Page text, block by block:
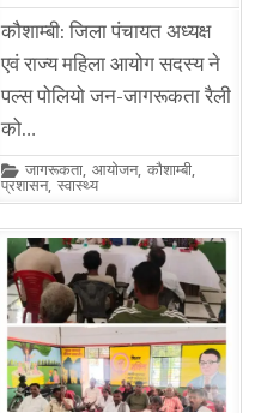
कौशाम्बी: जिला पंचायत अध्यक्ष
एवं राज्य महिला आयोग सदस्य ने
पल्स पोलियो जन-जागरूकता रैली
को…
Posted
in
जागरूकता,आयोजन,कौशाम्बी,
प्रशासन,स्वास्थ्य